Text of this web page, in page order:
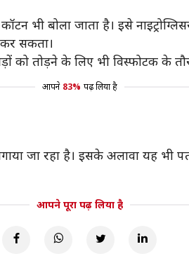
भी बोला जाता है। इसे
सकता।
को तोड़ने के लिए भी विस्फोटक के
आपने 83% पढ़ लिया है
जा रहा है। इसके अलावा यह भी
आपने पूरा पढ़ लिया है